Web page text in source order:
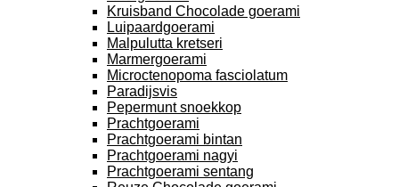
Kruisband Chocolade goerami
Luipaardgoerami
Malpulutta kretseri
Marmergoerami
Microctenopoma fasciolatum
Paradijsvis
Pepermunt snoekkop
Prachtgoerami
Prachtgoerami bintan
Prachtgoerami nagyi
Prachtgoerami sentang